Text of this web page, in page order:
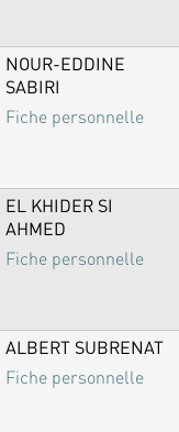
NOUR-EDDINE
SABIRI
Fiche personnelle
EL KHIDER SI
AHMED
Fiche personnelle
ALBERT SUBRENAT
Fiche personnelle